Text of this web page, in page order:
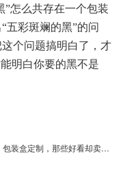
”怎么共存在一个包装
五彩斑斓的黑”的问
个问题搞明白了，才
明白你要的黑不是
包装盒定制，那些好看却卖不动的月饼包装，谁都能做的出来！